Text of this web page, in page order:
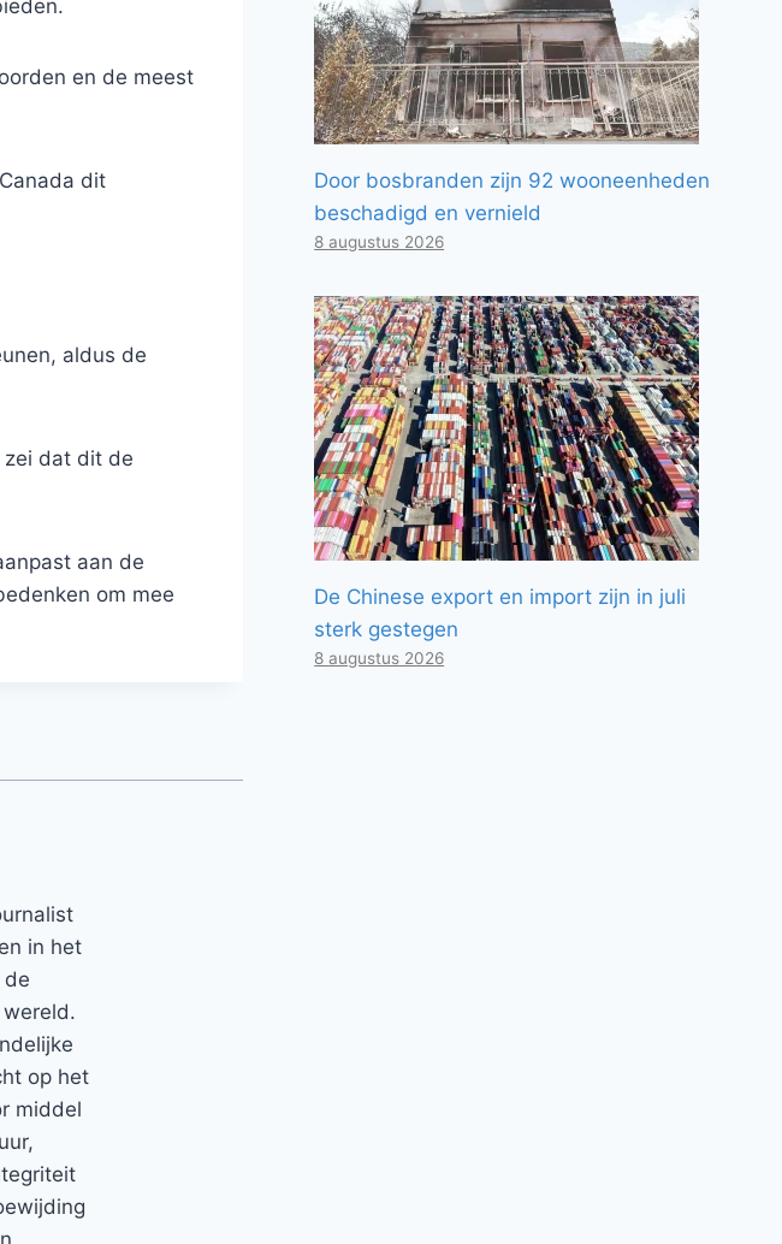
en de meest
dit
aldus de
zei dat dit de
aan de
om mee
in het
de
op het
middel
Door bosbranden zijn 92 wooneenheden
beschadigd en vernield
8 augustus 2026
De Chinese export en import zijn in juli
sterk gestegen
8 augustus 2026